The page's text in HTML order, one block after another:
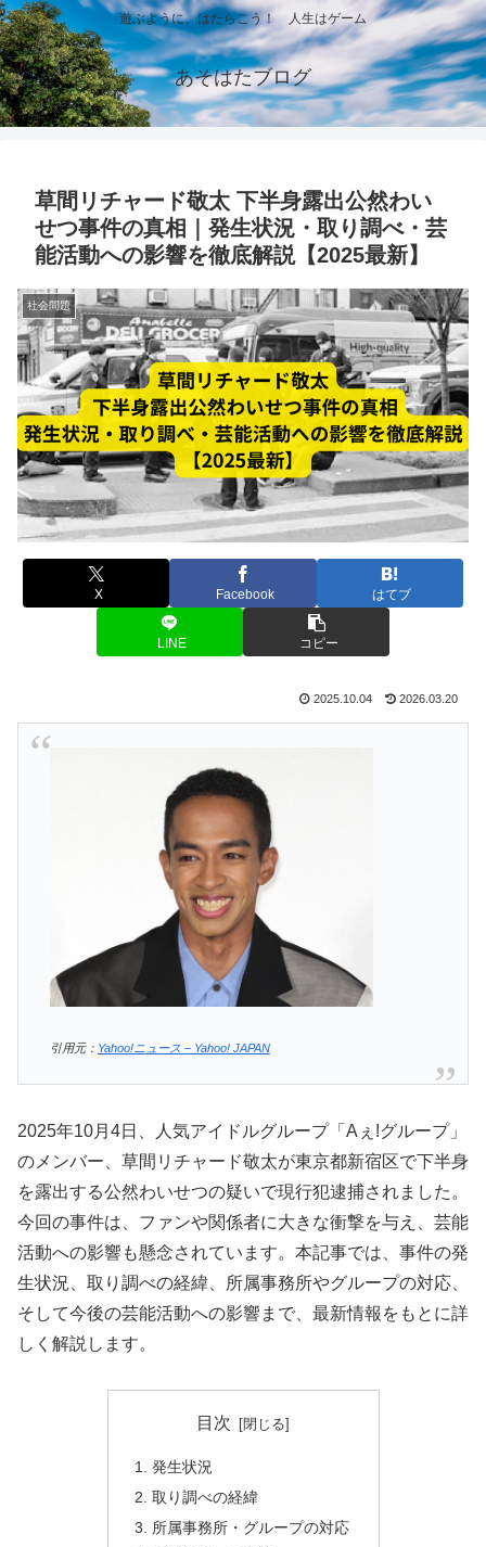
遊ぶように、はたらこう！ 人生はゲーム
あそはたブログ
草間リチャード敬太 下半身露出公然わい
せつ事件の真相｜発生状況・取り調べ・芸
能活動への影響を徹底解説【2025最新】
社会問題
X Facebook はてブ
LINE コピー
2025.10.04 2026.03.20
引用元： Yahoo!ニュース – Yahoo! JAPAN
2025年10月4日、人気アイドルグループ「Aぇ!グループ」
のメンバー、草間リチャード敬太が東京都新宿区で下半身
を露出する公然わいせつの疑いで現行犯逮捕されました。
今回の事件は、ファンや関係者に大きな衝撃を与え、芸能
活動への影響も懸念されています。本記事では、事件の発
生状況、取り調べの経緯、所属事務所やグループの対応、
そして今後の芸能活動への影響まで、最新情報をもとに詳
しく解説します。
目次
発生状況
取り調べの経緯
所属事務所・グループの対応